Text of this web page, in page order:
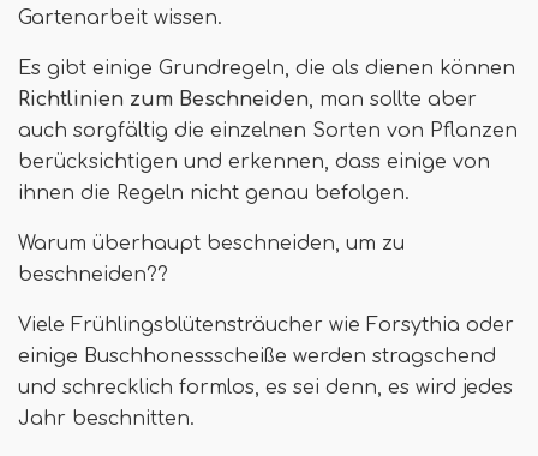
Gartenarbeit wissen.
Es gibt einige Grundregeln, die als dienen können
Richtlinien zum Beschneiden, man sollte aber
auch sorgfältig die einzelnen Sorten von Pflanzen
berücksichtigen und erkennen, dass einige von
ihnen die Regeln nicht genau befolgen.
Warum überhaupt beschneiden, um zu
beschneiden??
Viele Frühlingsblütensträucher wie Forsythia oder
einige Buschhonessscheiße werden stragschend
und schrecklich formlos, es sei denn, es wird jedes
Jahr beschnitten.